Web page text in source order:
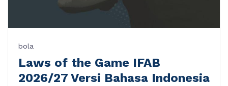
bola
Laws of the Game IFAB
2026/27 Versi Bahasa Indonesia